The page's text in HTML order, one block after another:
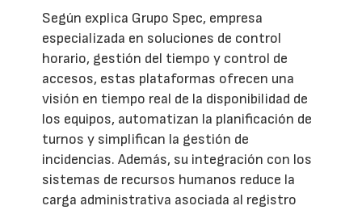
Según explica Grupo Spec, empresa
especializada en soluciones de control
horario, gestión del tiempo y control de
accesos, estas plataformas ofrecen una
visión en tiempo real de la disponibilidad de
los equipos, automatizan la planificación de
turnos y simplifican la gestión de
incidencias. Además, su integración con los
sistemas de recursos humanos reduce la
carga administrativa asociada al registro